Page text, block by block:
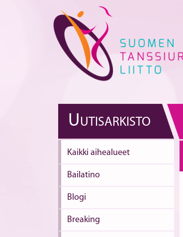
UUTISARKISTO
Kaikki aihealueet
Bailatino
Blogi
Breaking